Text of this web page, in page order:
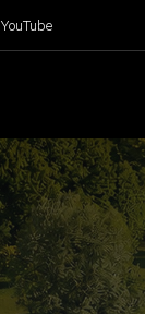
YouTube